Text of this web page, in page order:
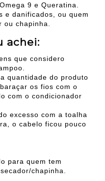
9 e Queratina.
e danificados, ou quem
chapinha.
achei:
que considero
quantidade do produto
os fios com o
com o condicionador
excesso com a toalha
o cabelo ficou pouco
para quem tem
chapinha.